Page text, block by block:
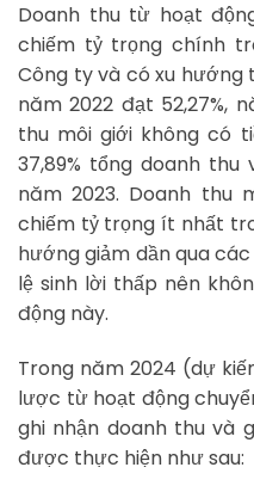
Doanh thu từ hoạt
chiếm tỷ trọng chính
Công ty và có xu
năm 2022 đạt 52,27%,
thu môi giới không có
37,89% tổng doanh thu
năm 2023. Doanh thu
chiếm tỷ trọng ít nhất
hướng giảm dần qua
lệ sinh lời thấp nên
động này.
Trong năm 2024 (dự
lược từ hoạt động
ghi nhận doanh thu và
được thực hiện như sau: